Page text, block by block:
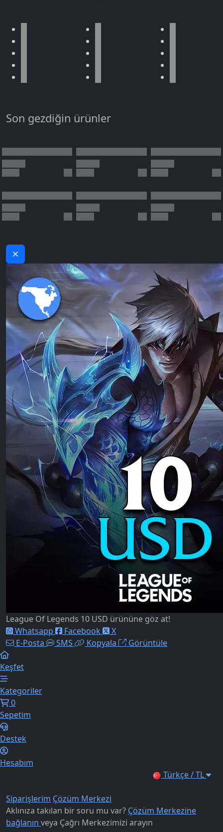
Son gezdiğin ürünler
League Of Legends 10 USD ürününe göz at!
Whatsapp
Facebook
X
E-Posta
SMS Kopyala Görüntüle
Keşfet
Kategoriler
0
Sepetim
Destek
Hesabım
Türkçe / TL
Siparişlerim Çözüm Merkezi
Aklınıza takılan bir soru mu var? Çözüm Merkezine
bağlanın veya Çağrı Merkezimizi arayın